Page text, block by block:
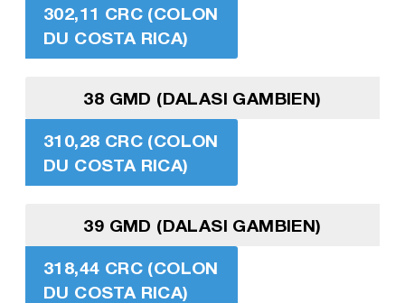
302,11 CRC (COLON
DU COSTA RICA)
38 GMD (DALASI GAMBIEN)
310,28 CRC (COLON
DU COSTA RICA)
39 GMD (DALASI GAMBIEN)
318,44 CRC (COLON
DU COSTA RICA)